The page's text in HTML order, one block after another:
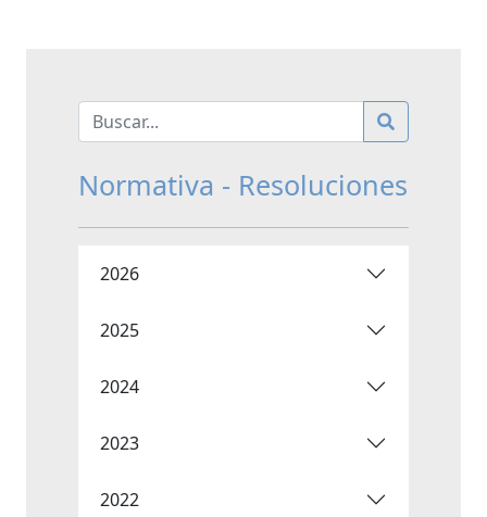
Normativa - Resoluciones
2026
2025
2024
2023
2022